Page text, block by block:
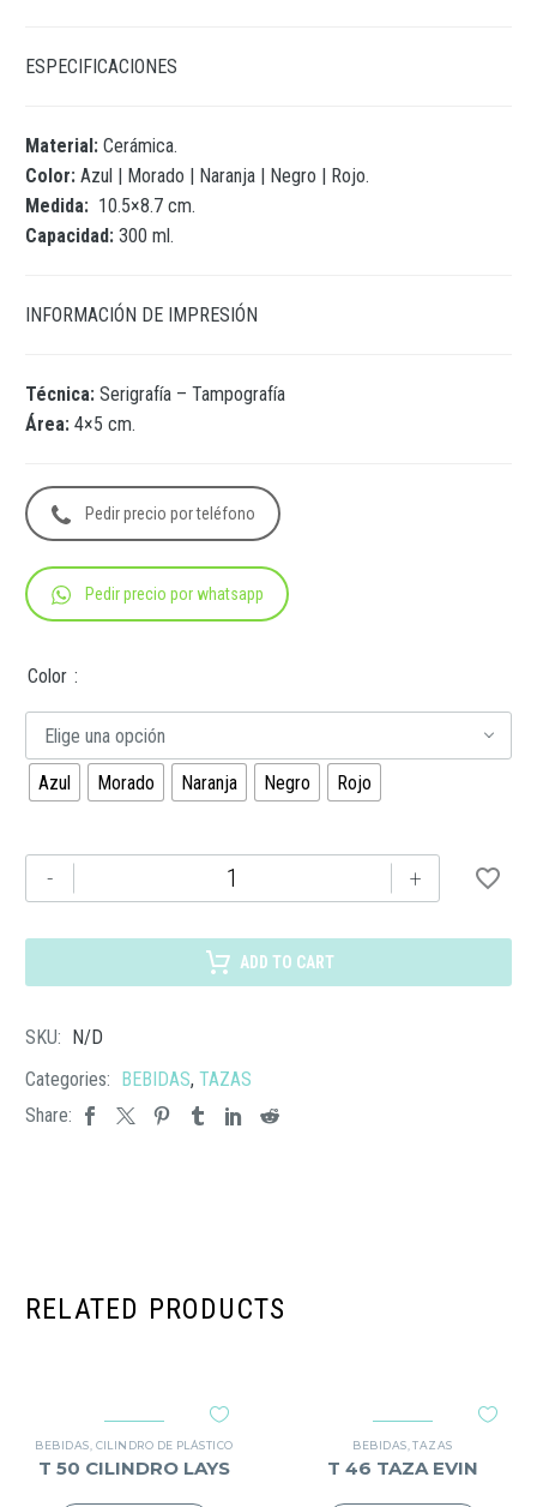
ESPECIFICACIONES
Material: Cerámica.
Color: Azul | Morado | Naranja | Negro | Rojo.
Medida: 10.5×8.7 cm.
Capacidad: 300 ml.
INFORMACIÓN DE IMPRESIÓN
Técnica: Serigrafía – Tampografía
Área: 4×5 cm.
Pedir precio por teléfono
Pedir precio por whatsapp
Color
Elige una opción
Azul Morado Naranja Negro Rojo
-
057
cantidad
+
ADD TO CART
SKU: N/D
Categories: BEBIDAS, TAZAS
Share:
RELATED PRODUCTS
BEBIDAS CILINDRO DE PLÁSTICO
T 50 CILINDRO LAYS
BEBIDAS ,TAZAS
T 46 TAZA EVIN